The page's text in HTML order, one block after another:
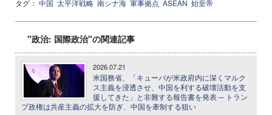
タグ： 中国 太平洋戦略 南シナ海 軍事拠点 ASEAN 始皇帝
"政治: 国際政治"の関連記事
2026.07.21
米国務省、「キューバが米政府内に深くマルク
ス主義を浸透させ、中国を利する破壊活動を支
援してきた」と非難する報告書を発表 ─ トラン
プ政権は共産主義の拡大を防ぎ、中国を牽制する狙い